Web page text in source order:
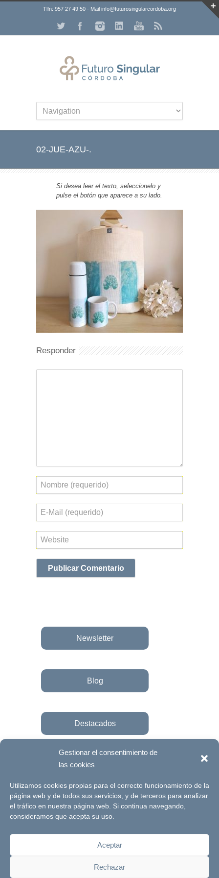
Gestionar el consentimiento de
las cookies
Utilizamos cookies propias para el correcto funcionamiento de la
página web y de todos sus servicios, y de terceros para analizar
el tráfico en nuestra página web. Si continua navegando,
consideramos que acepta su uso.
Aceptar
Rechazar
Tlfn: 957 27 49 50 - Mail info@futurosingularcordoba.org
02-JUE-AZU-.
Si desea leer el texto, seleccionelo y
pulse el botón que aparece a su lado.
Responder
Nombre
Correo
electrónico
Web
Newsletter
Blog
Destacados
Únete a la fundación
© Futuro Singular Córdoba 2017. Web
desarrollada por
Aviso Legal
Política de cookies